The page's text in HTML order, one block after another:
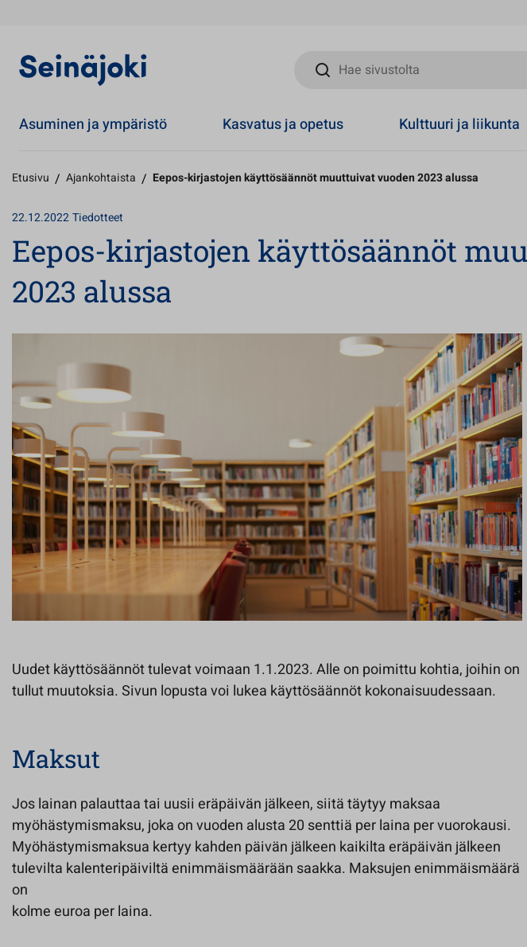
Hae sivustolta
Asuminen ja ympäristö Kasvatus ja opetus Kulttuuri ja liikunta
Etusivu / Ajankohtaista / Eepos-kirjastojen käyttösäännöt muuttuivat vuoden 2023 alussa
22.12.2022Tiedotteet
Eepos-kirjastojen käyttösäännöt
2023 alussa
Uudet käyttösäännöt tulevat voimaan 1.1.2023. Alle on poimittu kohtia, joihin on
tullut muutoksia. Sivun lopusta voi lukea käyttösäännöt kokonaisuudessaan.
Maksut
Jos lainan palauttaa tai uusii eräpäivän jälkeen, siitä täytyy maksaa
myöhästymismaksu, joka on vuoden alusta 20 senttiä per laina per vuorokausi.
Myöhästymismaksua kertyy kahden päivän jälkeen kaikilta eräpäivän jälkeen
tulevilta kalenteripäiviltä enimmäismäärään saakka. Maksujen enimmäismäärä
on
kolme euroa per laina.